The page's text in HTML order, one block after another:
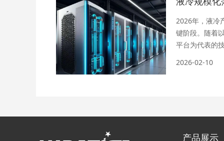
2026年，液冷
键阶段。随着
平台为代表的
2026-02-10
产品展示